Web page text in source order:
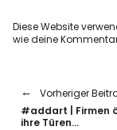
Diese Website
wie deine
Vorheriger
#addart | Firmen
ihre Türen…